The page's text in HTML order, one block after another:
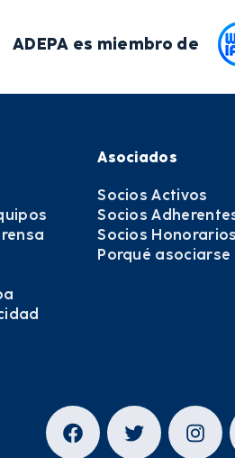
ADEPA es miembro de
Asociados
Socios Activos
Socios
Socios Honorarios
Porqué asociarse
Facebook
Twitter